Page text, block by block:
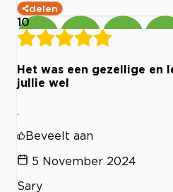
delen
10
Het was een gezellige en
jullie wel
.
Beveelt aan
5 November 2024
Sary